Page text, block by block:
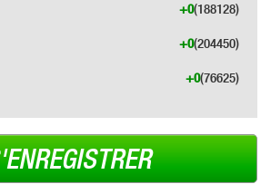
(188128)
+0
(204450)
+0
(76625)
+0